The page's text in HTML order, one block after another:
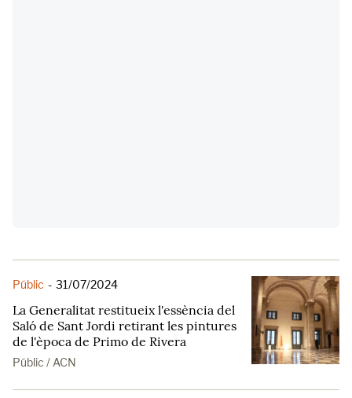
Públic - 31/07/2024
La Generalitat restitueix l'essència del
Saló de Sant Jordi retirant les pintures
de l'època de Primo de Rivera
Públic / ACN